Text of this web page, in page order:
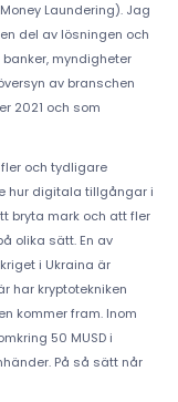
Laundering). Jag
del av lösningen och
myndigheter
av branschen
2021 och som
och tydligare
hur digitala tillgångar i
bryta mark och att fler
olika sätt. En av
i Ukraina är
har kryptotekniken
kommer fram. Inom
50 MUSD i
På så sätt når